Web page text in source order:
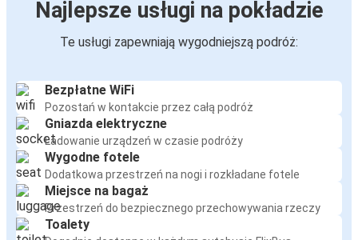
Najlepsze usługi na pokładzie
Te usługi zapewniają wygodniejszą podróż:
Bezpłatne WiFi
Pozostań w kontakcie przez całą podróż
Gniazda elektryczne
Ładowanie urządzeń w czasie podróży
Wygodne fotele
Dodatkowa przestrzeń na nogi i rozkładane fotele
Miejsce na bagaż
Przestrzeń do bezpiecznego przechowywania rzeczy
Toalety